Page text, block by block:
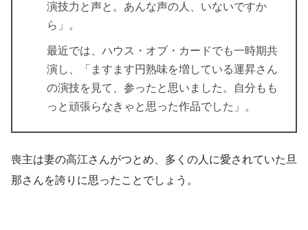
演技力と声と。あんな声の人、いないですか
ら」。
最近では、ハウス・オブ・カードでも一時期共
演し、「ますます円熟味を増している運昇さん
の演技を見て、参ったと思いました。自分もも
っと頑張らなきゃと思った作品でした」。
喪主は妻の高江さんがつとめ、多くの人に愛されていた旦
那さんを誇りに思ったことでしょう。